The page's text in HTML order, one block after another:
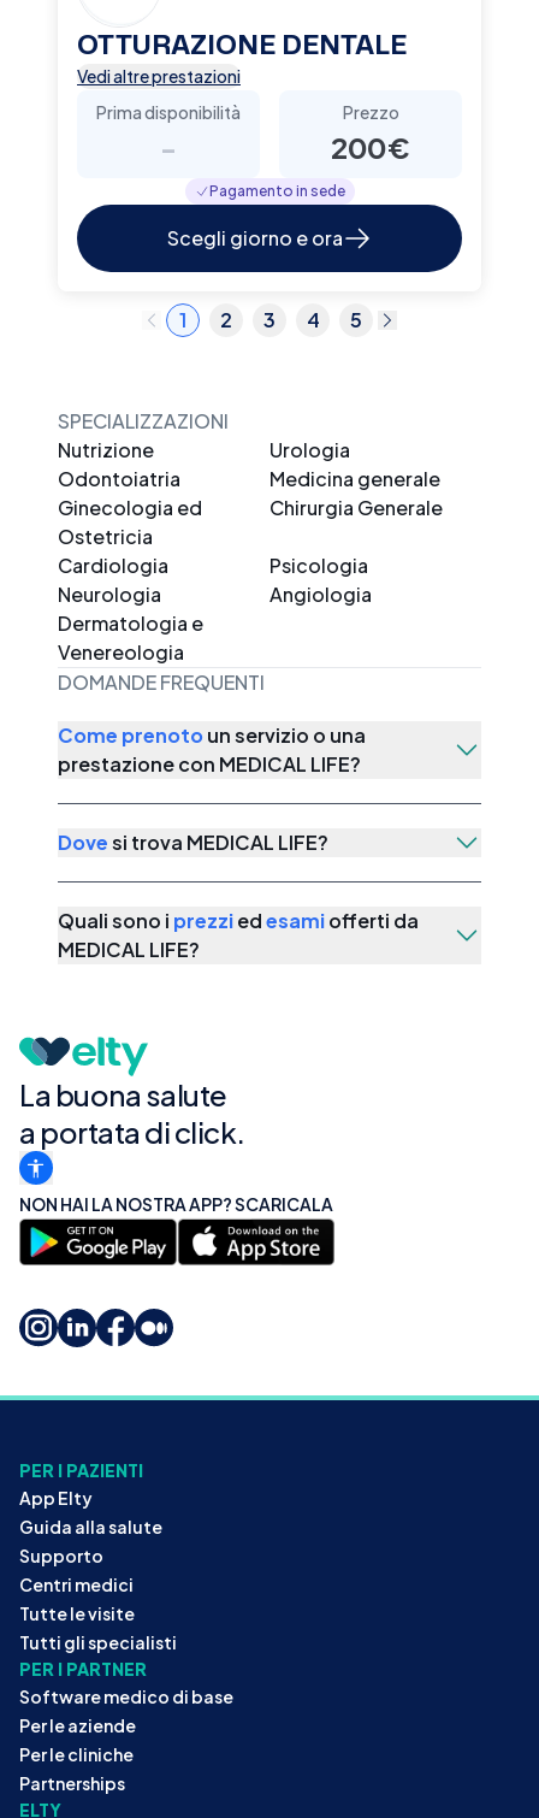
OTTURAZIONE DENTALE
Vedi altre prestazioni
Prima disponibilità
-
Prezzo
200€
Pagamento in sede
Scegli giorno e ora
1 2 3 4 5
SPECIALIZZAZIONI
Nutrizione
Urologia
Odontoiatria
Medicina generale
Ginecologia ed
Ostetricia
Chirurgia Generale
Cardiologia
Psicologia
Neurologia
Angiologia
Dermatologia e
Venereologia
DOMANDE FREQUENTI
Come prenotoun servizio o una
prestazione con MEDICAL LIFE?
Dovesi trova MEDICAL LIFE?
Quali sono i prezziedesamiofferti da
MEDICAL LIFE?
La buona salute
a portata di click.
NON HAI LA NOSTRA APP? SCARICALA
PER I PAZIENTI
App Elty
Guida alla salute
Supporto
Centri medici
Tutte le visite
Tutti gli specialisti
PER I PARTNER
Software medico di base
Per le aziende
Per le cliniche
Partnerships
ELTY